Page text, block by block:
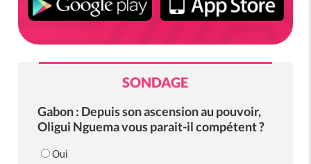
SONDAGE
Gabon : Depuis son ascension au pouvoir,
Oligui Nguema vous parait-il compétent ?
Oui